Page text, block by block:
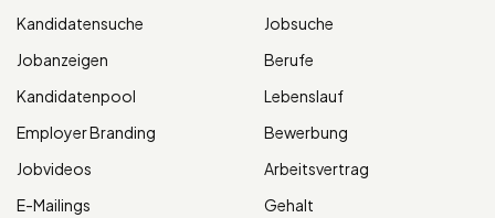
Kandidatensuche
Jobanzeigen
Kandidatenpool
Employer Branding
Jobvideos
E-Mailings
Jobsuche
Berufe
Lebenslauf
Bewerbung
Arbeitsvertrag
Gehalt